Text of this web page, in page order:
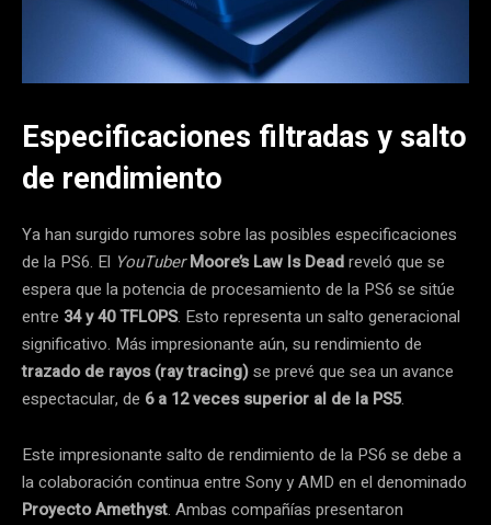
Especificaciones filtradas y salto
de rendimiento
Ya han surgido rumores sobre las posibles especificaciones
de la PS6. El YouTuber Moore’s Law Is Deadreveló que se
espera que la potencia de procesamiento de la PS6 se sitúe
entre 34 y 40 TFLOPS. Esto representa un salto generacional
significativo. Más impresionante aún, su rendimiento de
trazado de rayos (ray tracing)se prevé que sea un avance
espectacular, de 6 a 12 veces superior al de la PS5.
Este impresionante salto de rendimiento de la PS6 se debe a
la colaboración continua entre Sony y AMD en el denominado
Proyecto Amethyst. Ambas compañías presentaron